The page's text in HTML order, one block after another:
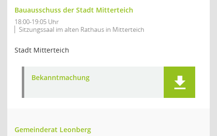
Bauausschuss der Stadt Mitterteich
18:00-19:05 Uhr
Sitzungssaal im alten Rathaus in Mitterteich
Stadt Mitterteich
Bekanntmachung
Gemeinderat Leonberg